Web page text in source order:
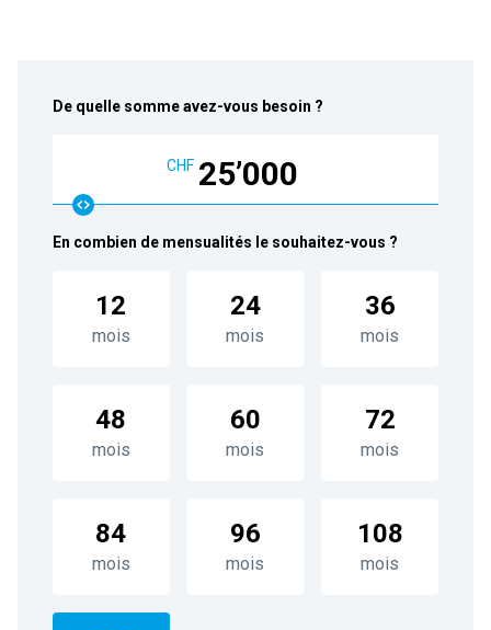
De quelle somme avez-vous besoin ?
CHF 25’000
En combien de mensualités le souhaitez-vous ?
12
mois
24
mois
36
mois
48
mois
60
mois
72
mois
84
mois
96
mois
108
mois